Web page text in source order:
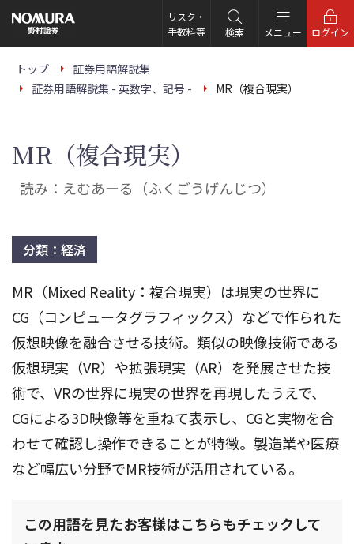
の
ー
リスク・
手数料等
検索 メニュー ログイン
トップ
証券用語解説集
証券用語解説集 - 英数字、記号 -
MR（複合現実）
MR（複合現実）
読み：えむあーる（ふくごうげんじつ）
分類：経済
MR（Mixed Reality：複合現実）は現実の世界に
CG（コンピュータグラフィックス）などで作られた
仮想映像を融合させる技術。類似の映像技術である
仮想現実（VR）や拡張現実（AR）を発展させた技
術で、VRの世界に現実の世界を再現したうえで、
CGによる3D映像等を重ねて表示し、CGと実物を合
わせて確認し操作できることが特徴。製造業や医療
など幅広い分野でMR技術が活用されている。
この用語を見たお客様はこちらもチェックして